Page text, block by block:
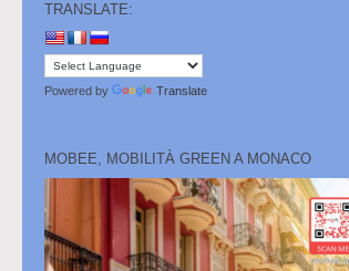
TRANSLATE:
Powered by Translate
MOBEE, MOBILITÀ GREEN A MONACO